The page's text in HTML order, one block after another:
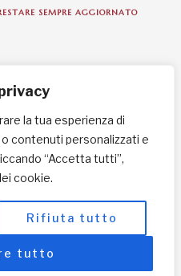
la tua esperienza di
contenuti personalizzati e
“Accetta tutti”,
cookie.
Rifiuta tutto
tutto
SEMPRE AGGIORNATO
ODV All rights reserved